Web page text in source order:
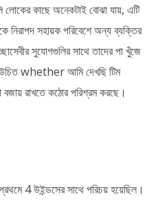
কাছে অনেকটাই বোঝা যায়, এটি
নিরাপদ সহায়ক পরিবেশে অন্য ব্যক্তির
সুযোগগুলির সাথে তাদের পা খুঁজে
উচিত whether আমি দেখছি টিম
বজায় রাখতে কঠোর পরিশ্রম করছে।
4 উইন্ডসের সাথে পরিচয় হয়েছিল।